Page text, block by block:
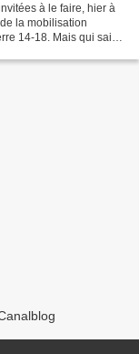
à le faire, hier à
la mobilisation
14-18. Mais qui sait